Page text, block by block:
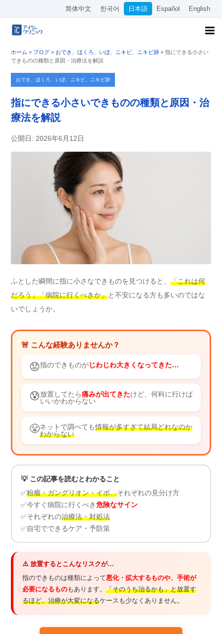
简体中文 한국어 日本語 Español English
ホーム » ブログ » おでき、ほくろ、いぼ、ニキビ、ニキビ跡 » 指にできる小さい
できものの種類と原因・治療法を解説
おでき、ほくろ、いぼ、ニキビ、ニキビ跡
指にできる小さいできものの種類と原因・治
療法を解説
公開日: 2026年6月12日
ふとした瞬間に指に小さなできものを見つけると、 「これは何
だろう」「病院に行くべきか」と不安になる方も多いのではな
いでしょうか。
🚨 こんな経験ありませんか？
😟指のできものがじわじわ大きくなってきた…
😰放置してたら痛みが出てきたけど、何科に行けば
いいかわからない
😤ネットで調べても情報が多すぎて結局どれなのか
わからない
💡 この記事を読むとわかること
✅粉瘤・ガングリオン・イボ…それぞれの見分け方
✅今すぐ病院に行くべき危険なサイン
✅それぞれの治療法・対処法
✅自宅でできるケア・予防策
⚠️ 放置するとこんなリスクが…
指のできものは種類によって悪化・拡大するものや、手術が
必要になるものもあります。 「そのうち治るかも」と放置す
るほど、治療が大変になるケースも少なくありません。